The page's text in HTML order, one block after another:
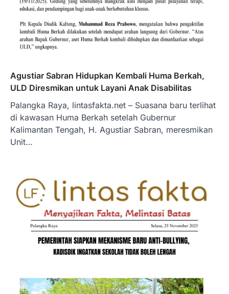
Agustiar Sabran Hidupkan Kembali Huma Berkah,
ULD Diresmikan untuk Layani Anak Disabilitas
Palangka Raya, lintasfakta.net – Suasana baru terlihat
di kawasan Huma Berkah setelah Gubernur
Kalimantan Tengah, H. Agustiar Sabran, meresmikan
Unit…